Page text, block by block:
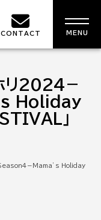
CONTACT MENU
リ2024－
Holiday
」
Season4－Mama’s Holiday